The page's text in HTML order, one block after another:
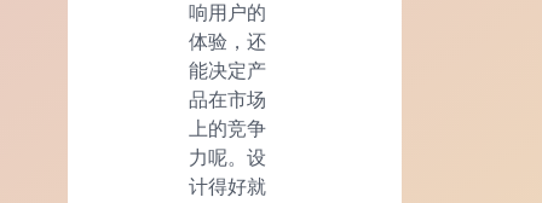
响用户的
体验，还
能决定产
品在市场
上的竞争
力呢。设
计得好就